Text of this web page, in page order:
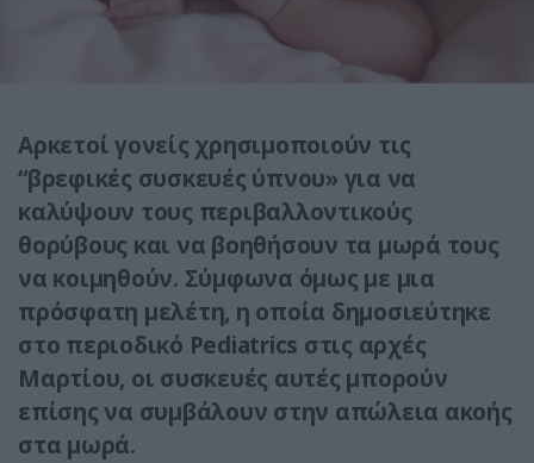
Αρκετοί γονείς χρησιμοποιούν τις
“βρεφικές συσκευές ύπνου» για να
καλύψουν τους περιβαλλοντικούς
θορύβους και να βοηθήσουν τα μωρά τους
να κοιμηθούν. Σύμφωνα όμως με μια
πρόσφατη μελέτη, η οποία δημοσιεύτηκε
στο περιοδικό Pediatrics στις αρχές
Μαρτίου, οι συσκευές αυτές μπορούν
επίσης να συμβάλουν στην απώλεια ακοής
στα μωρά.